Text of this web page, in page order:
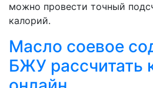
можно провести точный
калорий.
Масло соевое
БЖУ рассчитать